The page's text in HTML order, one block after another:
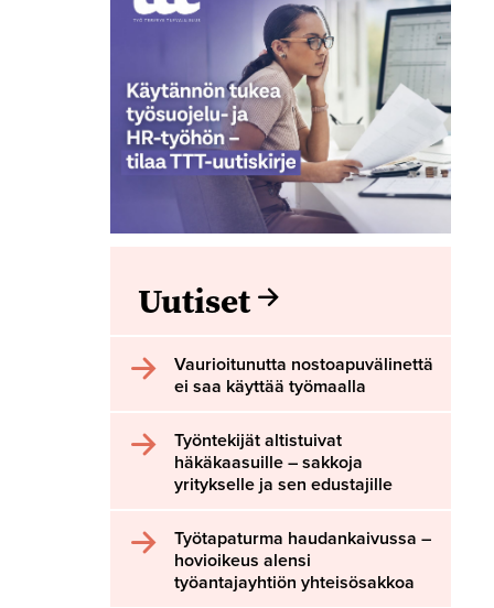
Uutiset
Vaurioitunutta nostoapuvälinettä
ei saa käyttää työmaalla
Työntekijät altistuivat
häkäkaasuille – sakkoja
yritykselle ja sen edustajille
Työtapaturma haudankaivussa –
hovioikeus alensi
työantajayhtiön yhteisösakkoa